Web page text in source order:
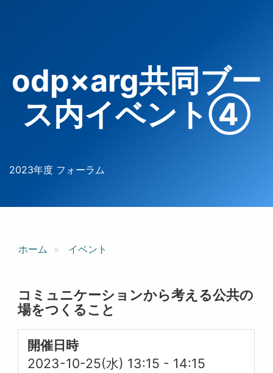
odp×arg共同ブー
ス内イベント④
2023年度 フォーラム
ホーム イベント
コミュニケーションから考える公共の
場をつくること
開催日時
2023-10-25(水) 13:15 - 14:15